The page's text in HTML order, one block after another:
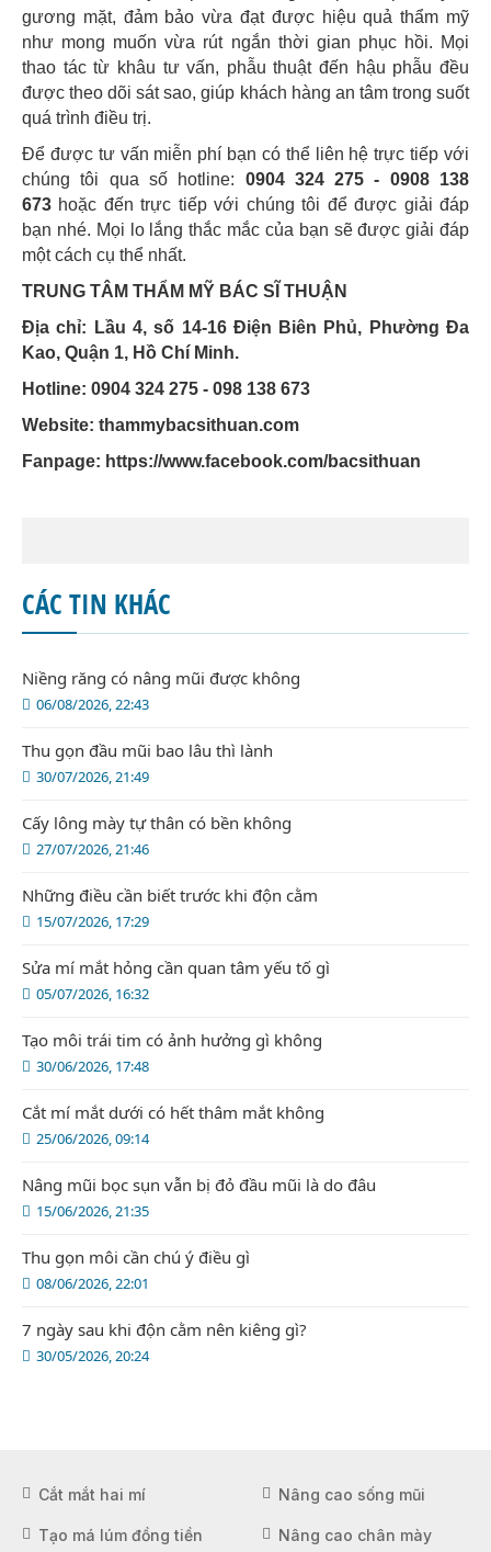
gương mặt, đảm bảo vừa đạt được hiệu quả thẩm mỹ
như mong muốn vừa rút ngắn thời gian phục hồi. Mọi
thao tác từ khâu tư vấn, phẫu thuật đến hậu phẫu đều
được theo dõi sát sao, giúp khách hàng an tâm trong suốt
quá trình điều trị.
Để được tư vấn miễn phí bạn có thể liên hệ trực tiếp với
chúng tôi qua số hotline: 0904 324 275 - 0908 138
673 hoặc đến trực tiếp với chúng tôi để được giải đáp
bạn nhé. Mọi lo lắng thắc mắc của bạn sẽ được giải đáp
một cách cụ thể nhất.
TRUNG TÂM THẨM MỸ BÁC SĨ THUẬN
Địa chỉ: Lầu 4, số 14-16 Điện Biên Phủ, Phường Đa
Kao, Quận 1, Hồ Chí Minh.
Hotline: 0904 324 275 - 098 138 673
Website: thammybacsithuan.com
Fanpage: https://www.facebook.com/bacsithuan
CÁC TIN KHÁC
06/08/2026, 22:43
Niềng răng có nâng mũi được không
30/07/2026, 21:49
Thu gọn đầu mũi bao lâu thì lành
27/07/2026, 21:46
Cấy lông mày tự thân có bền không
15/07/2026, 17:29
Những điều cần biết trước khi độn cằm
05/07/2026, 16:32
Sửa mí mắt hỏng cần quan tâm yếu tố gì
30/06/2026, 17:48
Tạo môi trái tim có ảnh hưởng gì không
25/06/2026, 09:14
Cắt mí mắt dưới có hết thâm mắt không
15/06/2026, 21:35
Nâng mũi bọc sụn vẫn bị đỏ đầu mũi là do đâu
08/06/2026, 22:01
Thu gọn môi cần chú ý điều gì
30/05/2026, 20:24
7 ngày sau khi độn cằm nên kiêng gì?
Cắt mắt hai mí Nâng cao sống mũi
Tạo má lúm đồng tiền Nâng cao chân mày